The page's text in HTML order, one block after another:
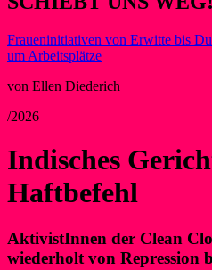
Fraueninitiativen von Erwitte bis
um Arbeitsplätze
von Ellen Diederich
/2026
Indisches
Haftbefehl
AktivistInnen der Clean
wiederholt von Repression